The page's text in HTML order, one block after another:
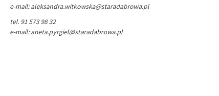
e-mail: aleksandra.witkowska@staradabrowa.pl
tel. 91 573 98 32
e-mail: aneta.pyrgiel@staradabrowa.pl